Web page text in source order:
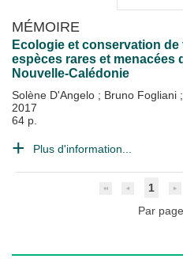
MÉMOIRE
Ecologie et conservation de
espèces rares et menacées
Nouvelle-Calédonie
Solène D'Angelo ; Bruno Fogliani ;
2017
64 p.
Plus d'information...
1
Par